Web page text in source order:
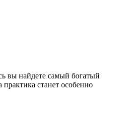
вы найдете самый богатый
станет особенно